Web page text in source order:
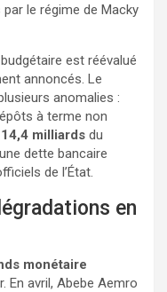
le régime de Macky
est réévalué
annoncés. Le
anomalies :
à terme non
milliards du
dette bancaire
de l’État.
en
monétaire
En avril, Abebe Aemro